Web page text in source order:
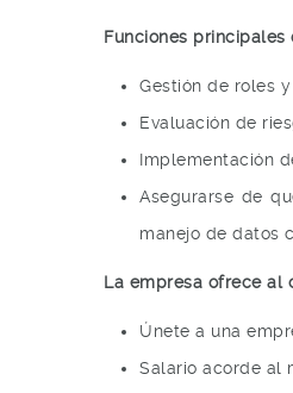
Funciones principales
Gestión de roles
Evaluación de
Implementación
Asegurarse de
manejo de datos
La empresa ofrece al
Únete a una
Salario acorde al